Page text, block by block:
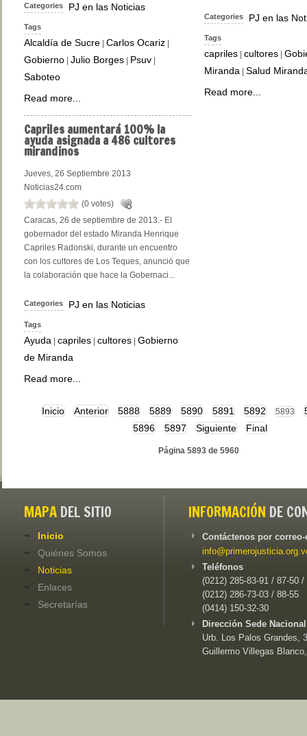
Categories PJ en las Noticias
Tags
Alcaldía de Sucre | Carlos Ocariz |
Gobierno | Julio Borges | Psuv |
Saboteo
Read more...
Categories PJ en las
Tags
capriles |cultores |
Miranda |Salud
Read more...
Caprilesaumentará 100% la
ayuda asignada a 486 cultores
mirandinos
Jueves, 26 Septiembre 2013
Noticias24.com
(0 votes)
Caracas, 26 de septiembre de 2013.- El
gobernador del estado Miranda Henrique
Capriles Radonski, durante un encuentro
con los cultores de Los Teques, anunció que
la colaboración que hace la Gobernaci...
Categories PJ en las Noticias
Tags
Ayuda capriles cultores Gobierno
de Miranda
Read more...
Inicio Anterior 5888 5889 5890 5891 5892 5893
5896
5897 Siguiente Final
Página 5893 de 5960
MAPA DEL SITIO
Inicio
Quiénes Somos
Noticias
Enlaces
Secretarías
INFORMACIÓN DE
Contáctenos por
Teléfonos
(0212) 285-83-91 / 87-50 /
(0212) 286-73-03 / 88-55
(0414) 150-32-30
Dirección Sede
Urb. Los Palos Grandes,
Guillermo Villegas